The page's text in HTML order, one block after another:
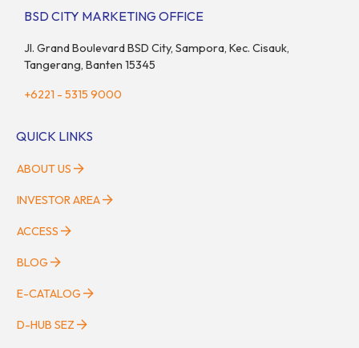
BSD CITY MARKETING OFFICE
Jl. Grand Boulevard BSD City, Sampora, Kec. Cisauk,
Tangerang, Banten 15345
+6221 - 5315 9000
QUICK LINKS
ABOUT US
INVESTOR AREA
ACCESS
BLOG
E-CATALOG
D-HUB SEZ